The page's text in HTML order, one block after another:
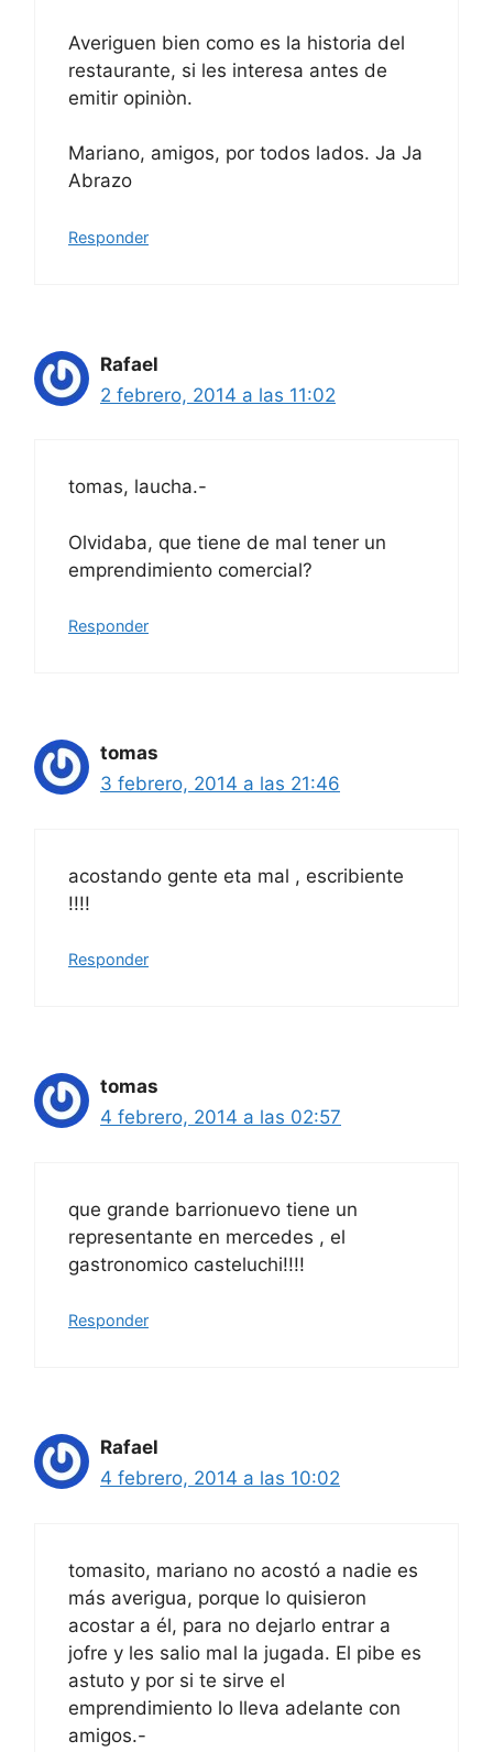
Averiguen bien como es la historia del
restaurante, si les interesa antes de
emitir opiniòn.
Mariano, amigos, por todos lados. Ja Ja
Abrazo
Responder
Rafael
2 febrero, 2014 a las 11:02
tomas, laucha.-
Olvidaba, que tiene de mal tener un
emprendimiento comercial?
Responder
tomas
3 febrero, 2014 a las 21:46
acostando gente eta mal , escribiente
!!!!
Responder
tomas
4 febrero, 2014 a las 02:57
que grande barrionuevo tiene un
representante en mercedes , el
gastronomico casteluchi!!!!
Responder
Rafael
4 febrero, 2014 a las 10:02
tomasito, mariano no acostó a nadie es
más averigua, porque lo quisieron
acostar a él, para no dejarlo entrar a
jofre y les salio mal la jugada. El pibe es
astuto y por si te sirve el
emprendimiento lo lleva adelante con
amigos.-